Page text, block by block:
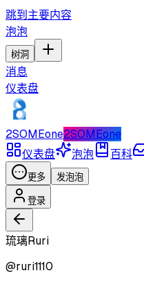
跳到主要内容
泡泡
树洞
消息
仪表盘
2SOMEone2SOMEone
仪表盘
泡泡 百科
更多 发泡泡
登录
琉璃Ruri
@ruri1110